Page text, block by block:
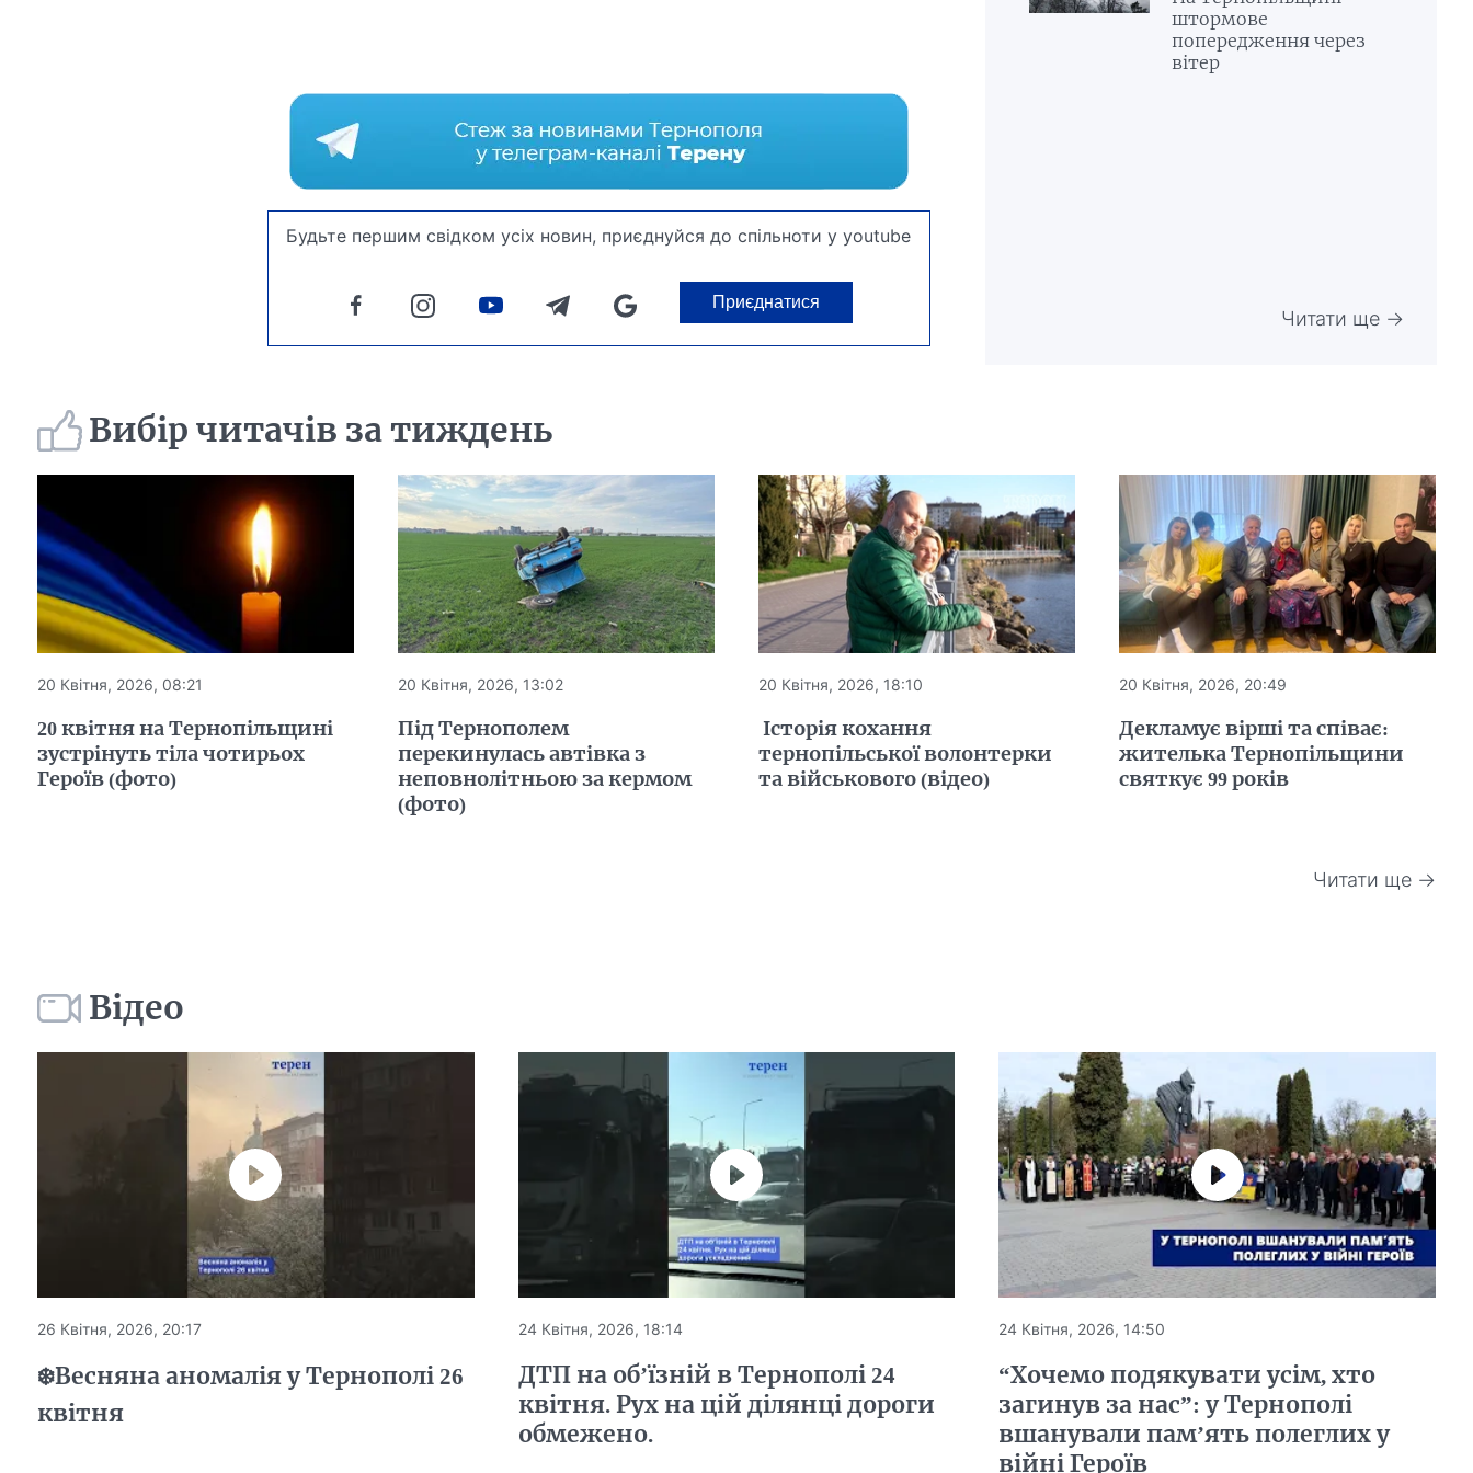
Будьте першим свідком усіх новин, приєднуйся до спільноти у youtube
Приєднатися
штормове
попередження через
вітер
Читати ще →
Вибір читачів за тиждень
20 Квітня, 2026, 08:21
20 квітня на Тернопільщині
зустрінуть тіла чотирьох
Героїв (фото)
20 Квітня, 2026, 13:02
Під Тернополем
перекинулась автівка з
неповнолітньою за кермом
(фото)
20 Квітня, 2026, 18:10
Історія кохання
тернопільської волонтерки
та військового (відео)
20 Квітня, 2026, 20:49
Декламує вірші та співає:
жителька Тернопільщини
святкує 99 років
Читати ще →
Відео
26 Квітня, 2026, 20:17
❄️Весняна аномалія у Тернополі 26
квітня
24 Квітня, 2026, 18:14
ДТП на обʼїзній в Тернополі 24
квітня. Рух на цій ділянці дороги
обмежено.
24 Квітня, 2026, 14:50
“Хочемо подякувати усім, хто
загинув за нас”: у Тернополі
вшанували пам’ять полеглих у
війні Героїв